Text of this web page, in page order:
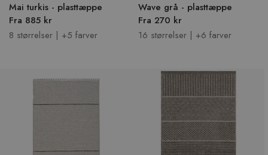
Mai turkis - plasttæppe
Fra 885 kr
8 størrelser | +5 farver
Wave grå - plasttæppe
Fra 270 kr
16 størrelser | +6 farver